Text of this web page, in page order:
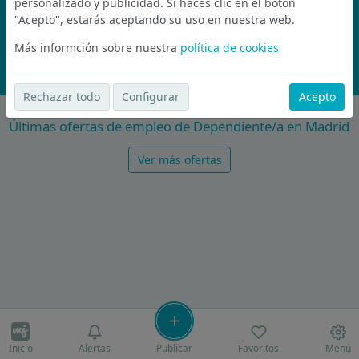
Últimas ofertas de empleo de Dependiente/a en Madrid
Ver más ofertas
Inicio Alertas Publicar Favoritos Menú
"Acepto", estarás aceptando su uso en nuestra web.
Más informción sobre nuestra política de cookies
Rechazar todo Configurar Acepto